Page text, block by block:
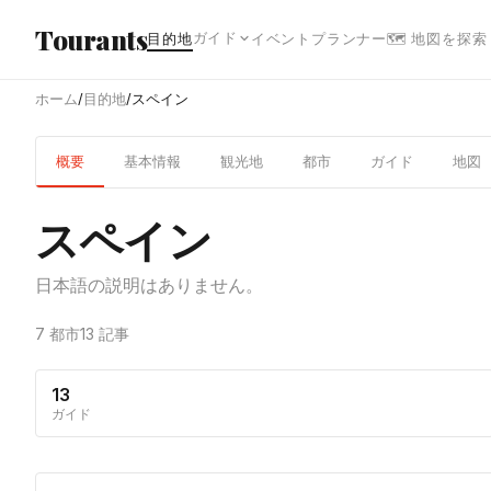
Tourants目的地ガイド イベント プランナー🗺 地図を探索
ホーム/目的地/スペイン
概要 基本情報 観光地 都市 ガイド 地図
スペイン
日本語の説明はありません。
7 都市13 記事
13
ガイド